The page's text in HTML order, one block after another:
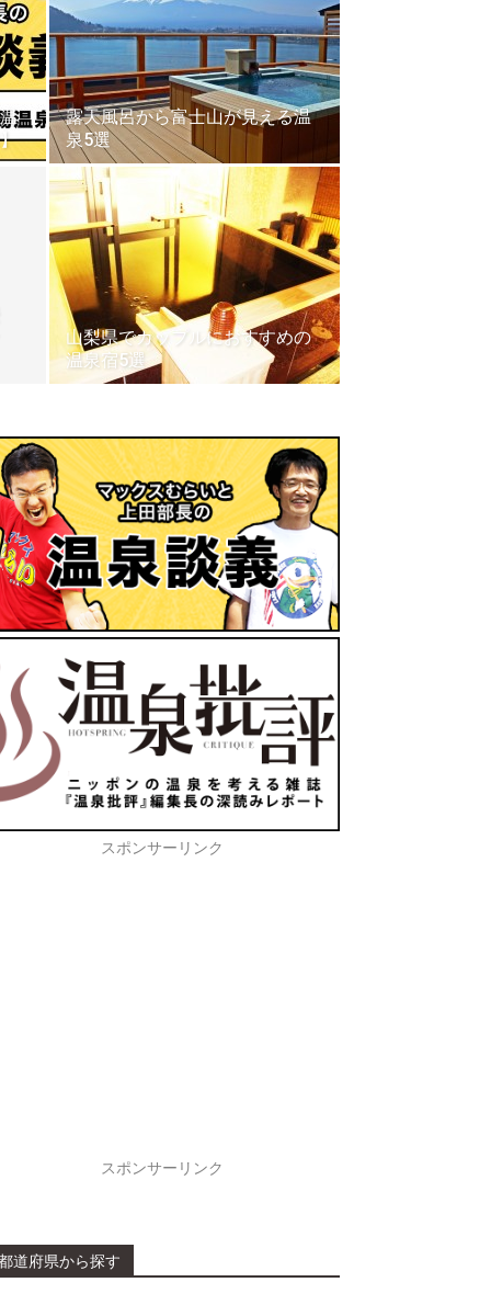
露天風呂から富士山が見える温
泉5選
山梨県でカップルにおすすめの
温泉宿5選
スポンサーリンク
スポンサーリンク
道府県から探す